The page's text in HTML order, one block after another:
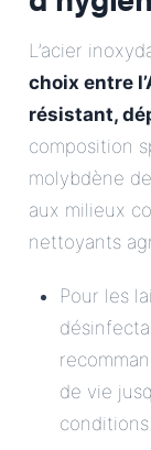
L’acier
choix entre
résistant,
composition
molybdène
aux milieux
nettoyants
Pour les
de vie
conditions.